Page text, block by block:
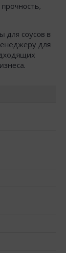
для соусов в
для